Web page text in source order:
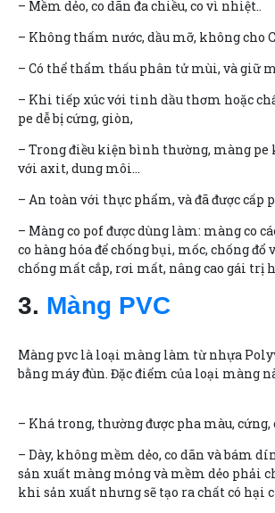
– Mềm dẻo, co dãn đa chiều, co vì nhiệt..
– Không thấm nước, dầu mỡ, không cho
– Có thể thẩm thấu phân tử mùi, và giữ
– Khi tiếp xúc với tinh dầu thơm hoặc
pe dễ bị cứng, giòn,
– Trong điều kiện bình thường, màng pe
với axit, dung môi…
– An toàn với thực phẩm, và đã được cấp
– Màng co pof được dùng làm: màng co
co hàng hóa để chống bụi, mốc, chống đổ
chống mất cắp, rơi mất, nâng cao gái trị
3. Màng PVC
Màng pvc là loại màng làm từ nhựa
bằng máy đùn. Đặc điểm của loại màng
– Khá trong, thường được pha màu,
– Dày, không mềm dẻo, co dãn và bám
sản xuất màng mỏng và mềm dẻo phải
khi sản xuất nhưng sẽ tạo ra chất có hại